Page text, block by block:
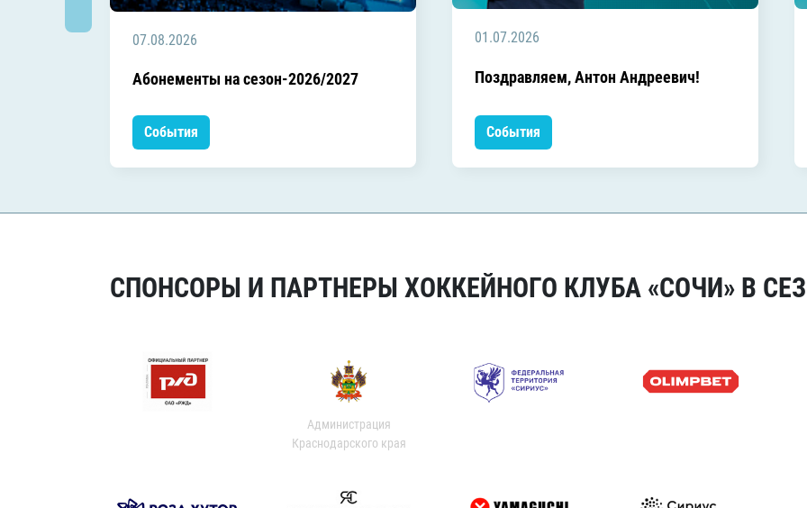
07.08.2026
Абонементы на сезон-2026/2027
События
01.07.2026
Поздравляем, Антон Андреевич!
События
СПОНСОРЫ И ПАРТНЕРЫ ХОККЕЙНОГО КЛУБА «СОЧИ» В
Администрация
Краснодарского края